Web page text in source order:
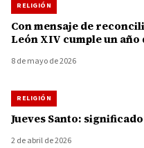
RELIGIÓN
Con mensaje de
León XIV cumple un
8 de mayo de 2026
RELIGIÓN
Jueves Santo:
2 de abril de 2026